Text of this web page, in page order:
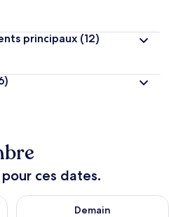
principaux (12)
ces dates.
soir août 8 - août 9
Demain
Vérifier la disponibilité pour